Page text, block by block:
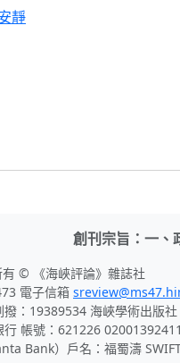
靜
創刊宗旨：一、
© 《海峽評論》雜誌社
電子信箱
：19389534 海峽學術出版
帳號：621226
Bank）戶名：福蜀濤